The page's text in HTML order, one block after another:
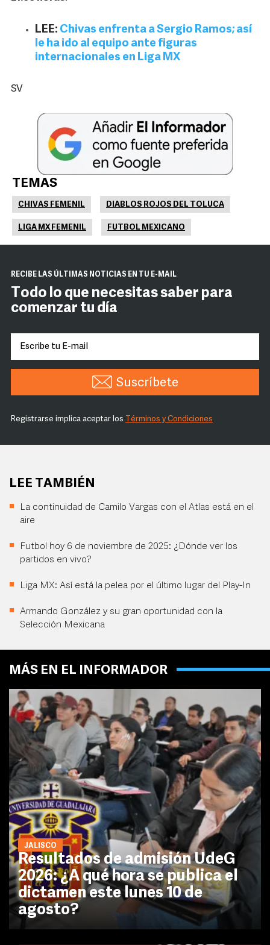
LEE: Chivas enfrenta a Sergio Ramos; así
le ha ido al equipo ante figuras
internacionales en Liga MX
SV
TEMAS
CHIVAS FEMENIL DIABLOS ROJOS DEL TOLUCA
LIGA MX FEMENIL FUTBOL MEXICANO
RECIBE LAS ÚLTIMAS NOTICIAS EN TU E-MAIL
Todo lo que necesitas saber para
comenzar tu día
Suscríbete
Registrarse implica aceptar los Términos y Condiciones
LEE TAMBIÉN
La continuidad de Camilo Vargas con el Atlas está en el
aire
Futbol hoy 6 de noviembre de 2025: ¿Dónde ver los
partidos en vivo?
Liga MX: Así está la pelea por el último lugar del Play-In
Armando González y su gran oportunidad con la
Selección Mexicana
MÁS EN EL INFORMADOR
JALISCO
Resultados de admisión UdeG
2026: ¿A qué hora se publica el
dictamen este lunes 10 de
agosto?